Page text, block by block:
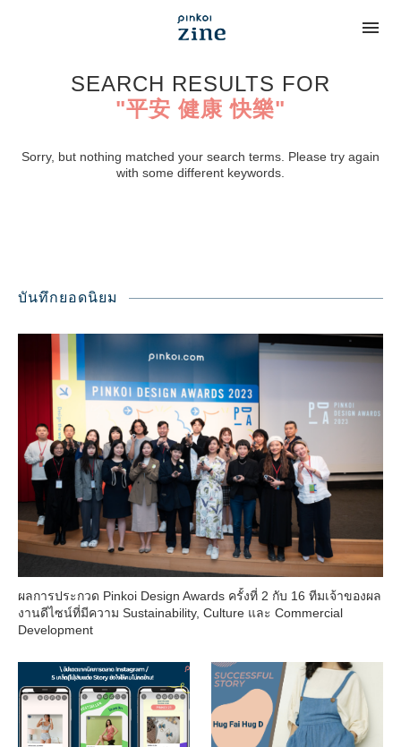
SEARCH RESULTS FOR
"平安 健康 快樂"
Sorry, but nothing matched your search terms. Please try again
with some different keywords.
บันทึกยอดนิยม
ผลการประกวด Pinkoi Design Awards ครั้งที่ 2 กับ 16 ทีมเจ้าของผล
งานดีไซน์ที่มีความ Sustainability, Culture และ Commercial
Development